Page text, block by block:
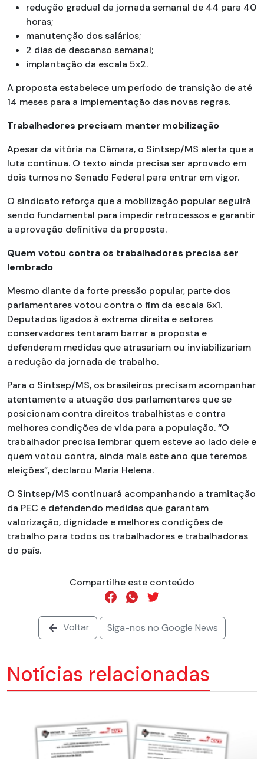
redução gradual da jornada semanal de 44 para 40
horas;
manutenção dos salários;
2 dias de descanso semanal;
implantação da escala 5x2.
A proposta estabelece um período de transição de até
14 meses para a implementação das novas regras.
Trabalhadores precisam manter mobilização
Apesar da vitória na Câmara, o Sintsep/MS alerta que a
luta continua. O texto ainda precisa ser aprovado em
dois turnos no Senado Federal para entrar em vigor.
O sindicato reforça que a mobilização popular seguirá
sendo fundamental para impedir retrocessos e garantir
a aprovação definitiva da proposta.
Quem votou contra os trabalhadores precisa ser
lembrado
Mesmo diante da forte pressão popular, parte dos
parlamentares votou contra o fim da escala 6x1.
Deputados ligados à extrema direita e setores
conservadores tentaram barrar a proposta e
defenderam medidas que atrasariam ou inviabilizariam
a redução da jornada de trabalho.
Para o Sintsep/MS, os brasileiros precisam acompanhar
atentamente a atuação dos parlamentares que se
posicionam contra direitos trabalhistas e contra
melhores condições de vida para a população. “O
trabalhador precisa lembrar quem esteve ao lado dele e
quem votou contra, ainda mais este ano que teremos
eleições”, declarou Maria Helena.
O Sintsep/MS continuará acompanhando a tramitação
da PEC e defendendo medidas que garantam
valorização, dignidade e melhores condições de
trabalho para todos os trabalhadores e trabalhadoras
do país.
Compartilhe este conteúdo
Voltar Siga-nos no Google News
Notícias relacionadas